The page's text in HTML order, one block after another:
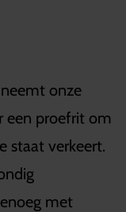
onze
een proefrit om
staat verkeert.
met